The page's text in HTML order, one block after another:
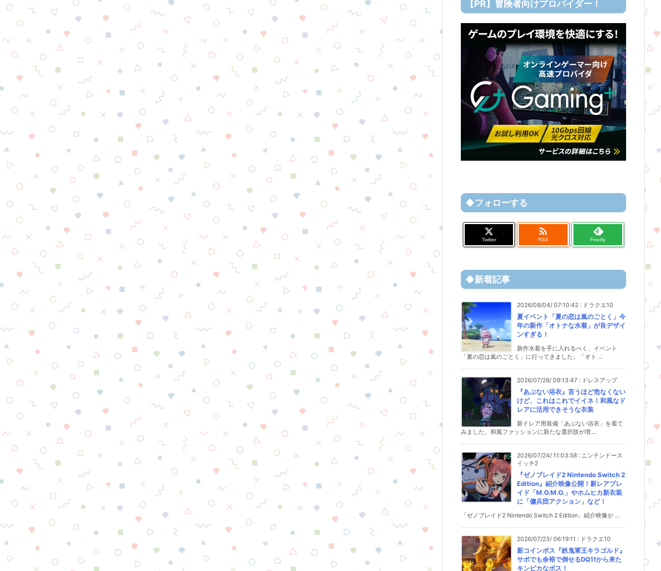
【PR】冒険者向けプロバイダー！
◆フォローする
Twitter

RSS Feedly
◆新着記事
2026/08/04/ 07:10:42 : ドラクエ10
夏イベント「夏の恋は嵐のごとく」今
年の新作「オトナな水着」が良デザイ
ンすぎる！
新作水着を手に入れるべく、イベント
「夏の恋は嵐のごとく」に行ってきました。「オト ...
2026/07/28/ 09:13:47 : ドレスアップ
『あぶない浴衣』言うほど危なくない
けど、これはこれでイイネ！和風なド
レアに活用できそうな衣装
新ドレア用装備「あぶない浴衣」を着て
みました。和風ファッションに新たな選択肢が増 ...
2026/07/24/ 11:03:58 : ニンテンドース
イッチ2
『ゼノブレイド2 Nintendo Switch 2
Edition』紹介映像公開！新レアブレ
イド「M.O.M.O.」やホムヒカ新衣装
に「傭兵団アクション」など！
「ゼノブレイド2 Nintendo Switch 2 Edition」紹介映像が ...
2026/07/23/ 06:19:11 : ドラクエ10
新コインボス『鉄鬼軍王キラゴルド』
サポでも余裕で倒せるDQ11から来た
キンピカなボス！